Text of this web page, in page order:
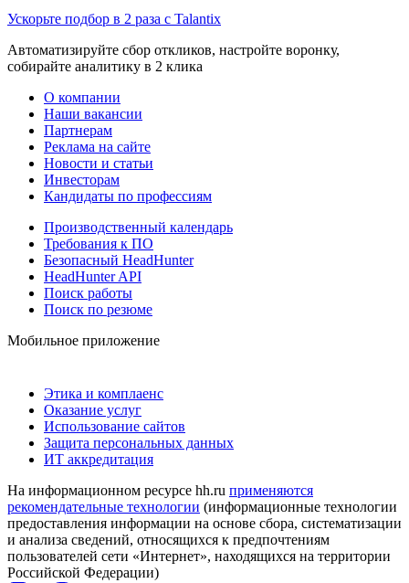
Ускорьте подбор в 2 раза с Talantix
Автоматизируйте сбор откликов, настройте воронку,
собирайте аналитику в 2 клика
О компании
Наши вакансии
Партнерам
Реклама на сайте
Новости и статьи
Инвесторам
Кандидаты по профессиям
Производственный календарь
Требования к ПО
Безопасный HeadHunter
HeadHunter API
Поиск работы
Поиск по резюме
Мобильное приложение
Этика и комплаенс
Оказание услуг
Использование сайтов
Защита персональных данных
ИТ аккредитация
На информационном ресурсе hh.ru применяются
рекомендательные технологии (информационные технологии
предоставления информации на основе сбора, систематизации
и анализа сведений, относящихся к предпочтениям
пользователей сети «Интернет», находящихся на территории
Российской Федерации)